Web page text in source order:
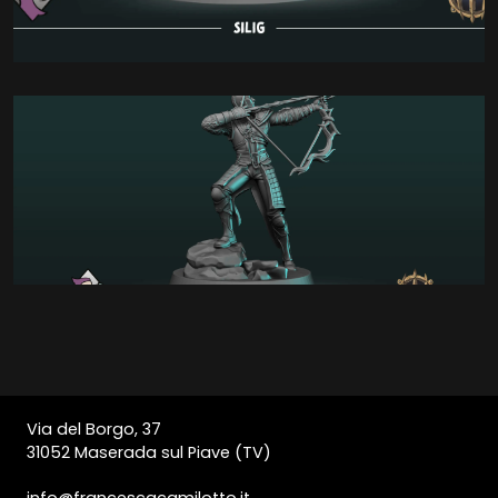
Via del Borgo, 37
31052 Maserada sul Piave (TV)